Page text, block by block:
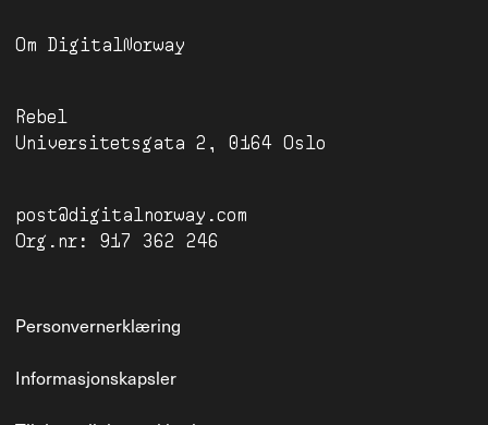
Om DigitalNorway
Rebel
Universitetsgata 2, 0164 Oslo
post@digitalnorway.com
Org.nr: 917 362 246
Personvernerklæring
Informasjonskapsler